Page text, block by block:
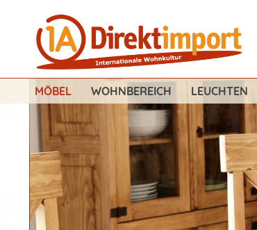
MÖBEL WOHNBEREICH LEUCHTEN